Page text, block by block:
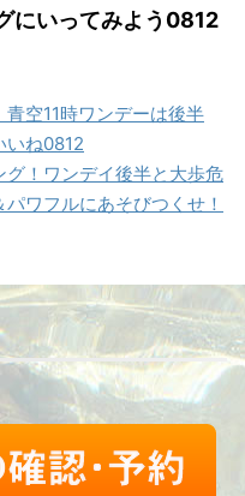
にいってみよう0812
空11時ワンデーは後半
いね0812
！ワンデイ後半と大歩危
ワフルにあそびつくせ！